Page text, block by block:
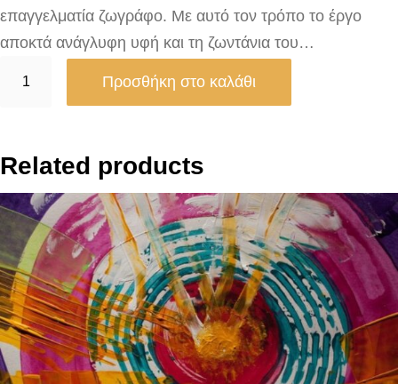
επαγγελματία ζωγράφο. Με αυτό τον τρόπο το έργο
αποκτά ανάγλυφη υφή και τη ζωντάνια του…
m
n
o
f
A
p
e
Προσθήκη στο καλάθι
Related products